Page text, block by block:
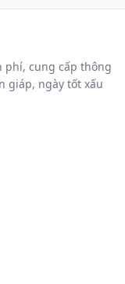
phí, cung cấp thông
giáp, ngày tốt xấu